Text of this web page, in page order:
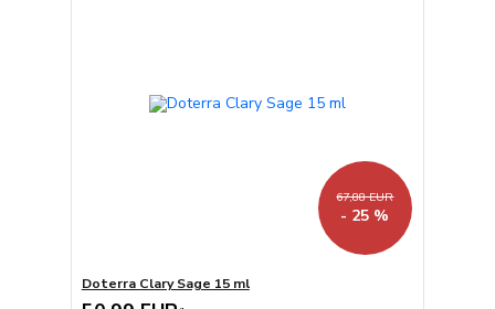
67,88 EUR
- 25 %
Doterra Clary Sage 15 ml